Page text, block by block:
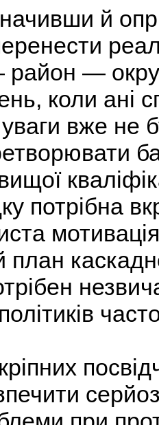
й
район —
коли ані
вже не
потрібна